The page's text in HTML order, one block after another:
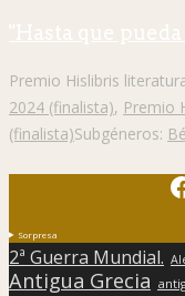
"Hasta que
Premio Hislibris
2024 (finalista), Premio
(finalista)Subgéneros:
Sorpresa
2ª Guerra Mundial.
Antigua Grecia